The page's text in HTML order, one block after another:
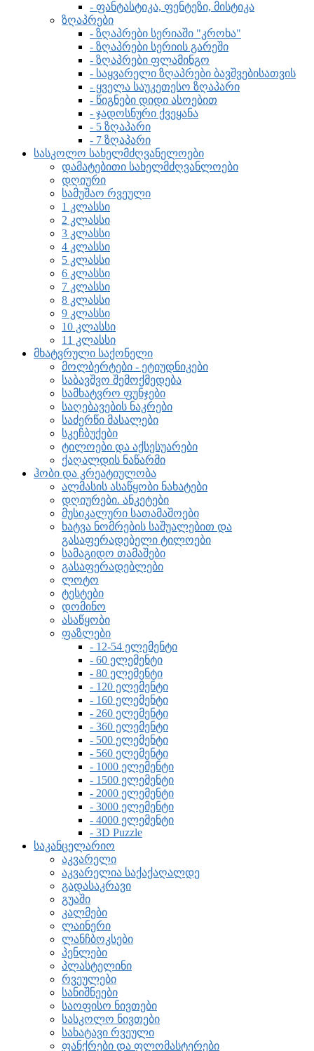
- ფანტასტიკა, ფენტეზი, მისტიკა
ზღაპრები
- ზღაპრები სერიაში "კროხა"
- ზღაპრები სერიის გარეში
- ზღაპრები ფლამინგო
- საყვარელი ზღაპრები ბავშვებისათვის
- ყველა საუკეთესო ზღაპარი
- წიგნები დიდი ასოებით
- ჯადოსნური ქვეყანა
- 5 ზღაპარი
- 7 ზღაპარი
სასკოლო სახელმძღვანელოები
დამატებითი სახელმძღვანლოები
დღიური
სამუშაო რვეული
1 კლასსი
2 კლასსი
3 კლასსი
4 კლასსი
5 კლასსი
6 კლასსი
7 კლასსი
8 კლასსი
9 კლასსი
10 კლასსი
11 კლასსი
მხატვრული საქონელი
მოლბერტები - ეტიუდნიკები
საბავშვო შემოქმედება
სამხატვრო ფუნჯები
საღებავების ნაკრები
საძერწი მასალები
სკეჩბუქები
ტილოები და აქსესუარები
ქაღალდის ნაწარმი
ჰობი და კრეატიულობა
ალმასის ასაწყობი ნახატები
დღიურები. ანკეტები
მუსიკალური სათამაშოები
ხატვა ნომრების საშუალებით და
გასაფერადებელი ტილოები
სამაგიდო თამაშები
გასაფერადებლები
ლოტო
ტესტები
დომინო
ასაწყობი
ფაზლები
- 12-54 ელემენტი
- 60 ელემენტი
- 80 ელემენტი
- 120 ელემენტი
- 160 ელემენტი
- 260 ელემენტი
- 360 ელემენტი
- 500 ელემენტი
- 560 ელემენტი
- 1000 ელემენტი
- 1500 ელემენტი
- 2000 ელემენტი
- 3000 ელემენტი
- 4000 ელემენტი
- 3D Puzzle
საკანცელარიო
აკვარელი
აკვარელია საქაქაღალდე
გადასაკრავი
გუაში
კალმები
ლაინერი
ლანჩბოკსები
პენლები
პლასტელინი
რვეულები
სანიშნეები
საოფისო ნივთები
სასკოლო ნივთები
სახატავი რვეული
ფანქრები და ფლომასტერები